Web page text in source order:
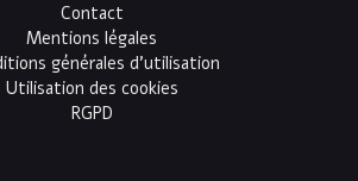
Contact
Mentions légales
générales d'utilisation
Utilisation des cookies
RGPD